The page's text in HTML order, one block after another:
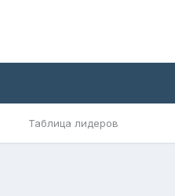
Таблица лидеров